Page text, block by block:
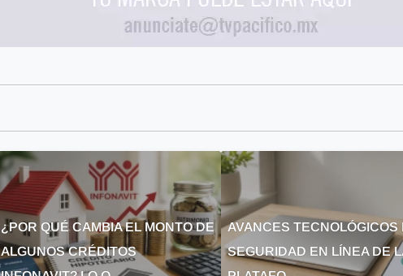
¿POR QUÉ CAMBIA EL MONTO DE
ALGUNOS CRÉDITOS
AVANCES TECNOLÓGICOS
SEGURIDAD EN LÍNEA DE